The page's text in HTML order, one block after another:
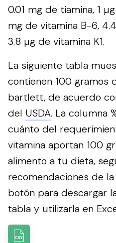
0.01 mg de tiamina, 1
mg de vitamina B-6,
3.8 µg de vitamina K1.
La siguiente tabla
contienen 100 gramos
bartlett, de acuerdo
del USDA. La columna
cuánto del
vitamina aportan 100
alimento a tu dieta,
recomendaciones de la
botón para descargar
tabla y utilizarla en